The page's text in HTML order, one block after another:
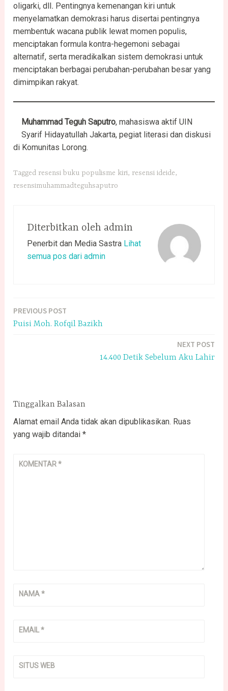
oligarki, dll. Pentingnya kemenangan kiri untuk
menyelamatkan demokrasi harus disertai pentingnya
membentuk wacana publik lewat momen populis,
menciptakan formula kontra-hegemoni sebagai
alternatif, serta meradikalkan sistem demokrasi untuk
menciptakan berbagai perubahan-perubahan besar yang
dimimpikan rakyat.
Muhammad Teguh Saputro, mahasiswa aktif UIN
Syarif Hidayatullah Jakarta, pegiat literasi dan diskusi
di Komunitas Lorong.
Tagged resensi buku populisme kiri, resensi ideide,
resensimuhammadteguhsaputro
Diterbitkan oleh admin
Penerbit dan Media Sastra Lihat
semua pos dari admin
Navigasi
PREVIOUS POST
Puisi Moh. Rofqil Bazikh
NEXT POST
14.400 Detik Sebelum Aku Lahir
Tinggalkan Balasan
Alamat email Anda tidak akan dipublikasikan. Ruas
yang wajib ditandai*
KOMENTAR*
NAMA*
EMAIL*
SITUS WEB